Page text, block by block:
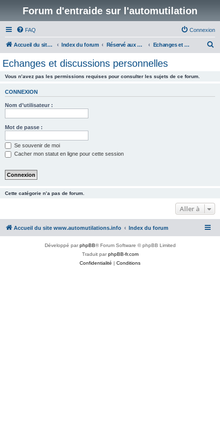
Forum d'entraide sur l'automutilation
FAQ Connexion
Accueil du site www.automutilations.info Index du forum Réservé aux membres Echanges et discussions personnelles
Echanges et discussions personnelles
Vous n’avez pas les permissions requises pour consulter les sujets de ce forum.
CONNEXION
Nom d’utilisateur :
Mot de passe :
Se souvenir de moi
Cacher mon statut en ligne pour cette session
Cette catégorie n’a pas de forum.
Aller à
Accueil du site www.automutilations.info Index du forum
Développé parphpBB® Forum Software © phpBB Limited
Traduit parphpBB-fr.com
Confidentialité | Conditions